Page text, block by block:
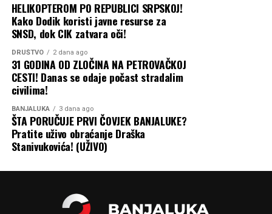
HELIKOPTEROM PO REPUBLICI SRPSKOJ!
Kako Dodik koristi javne resurse za
SNSD, dok CIK zatvara oči!
DRUŠTVO 2 dana ago
31 GODINA OD ZLOČINA NA PETROVAČKOJ
CESTI! Danas se odaje počast stradalim
civilima!
BANJALUKA 3 dana ago
ŠTA PORUČUJE PRVI ČOVJEK BANJALUKE?
Pratite uživo obraćanje Draška
Stanivukovića! (UŽIVO)